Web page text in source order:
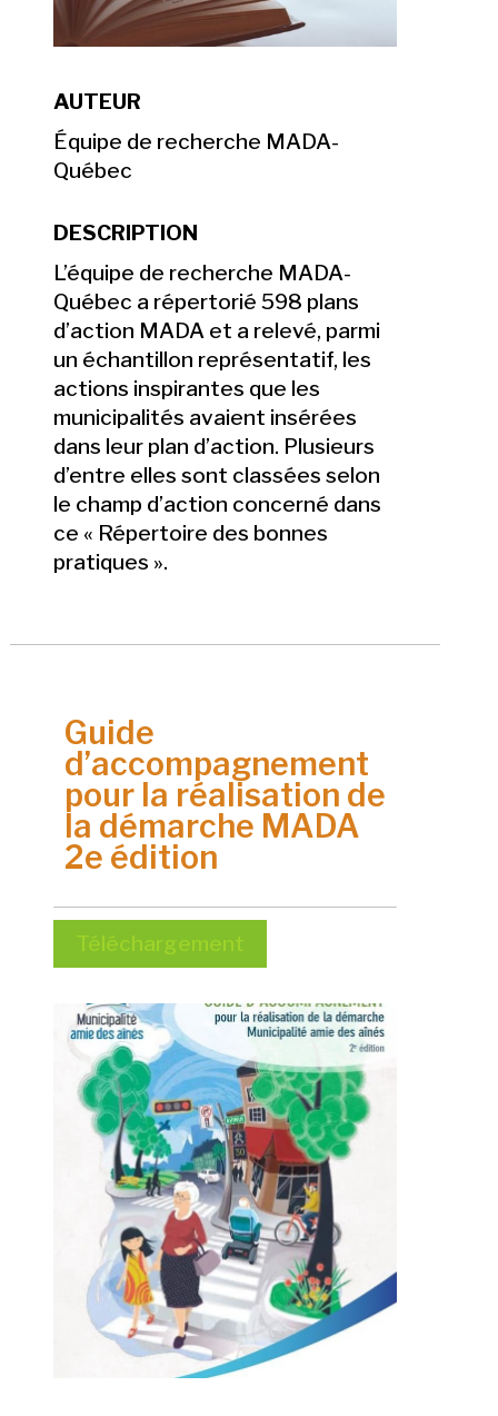
AUTEUR
Équipe de recherche MADA-
Québec
DESCRIPTION
L’équipe de recherche MADA-
Québec a répertorié 598 plans
d’action MADA et a relevé, parmi
un échantillon représentatif, les
actions inspirantes que les
municipalités avaient insérées
dans leur plan d’action. Plusieurs
d’entre elles sont classées selon
le champ d’action concerné dans
ce « Répertoire des bonnes
pratiques ».
Guide
d’accompagnement
pour la réalisation de
la démarche MADA
2e édition
Téléchargement